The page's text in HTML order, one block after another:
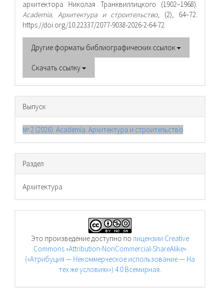
архитектора Николая Транквиллицкого (1902–1968).
Academia. Архитектура и строительство, (2), 64–72.
https://doi.org/10.22337/2077-9038-2026-2-64-72
Другие форматы библиографических ссылок
Скачать ссылку
Выпуск
№ 2 (2026): Academia. Архитектура и строительство
Раздел
Архитектура
Это произведение доступно полицензии Creative
Commons «Attribution-NonCommercial-ShareAlike»
(«Атрибуция — Некоммерческое использование — На
тех же условиях») 4.0 Всемирная.